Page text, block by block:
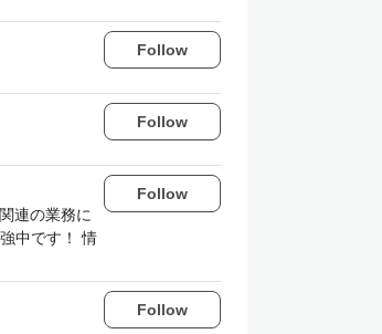
Follow
Follow
連の業務に
中です！ 情
Follow
Follow